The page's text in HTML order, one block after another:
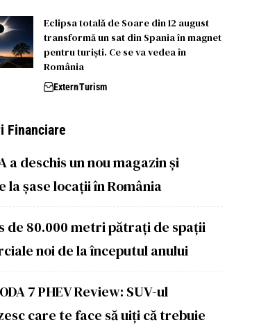
Eclipsa totală de Soare din 12 august
transformă un sat din Spania în magnet
pentru turiști. Ce se va vedea în
România
ExternTurism
Financiare
a deschis un nou magazin și
la șase locații în România
de 80.000 metri pătrați de spații
noi de la începutul anului
7 PHEV Review: SUV-ul
care te face să uiți că trebuie